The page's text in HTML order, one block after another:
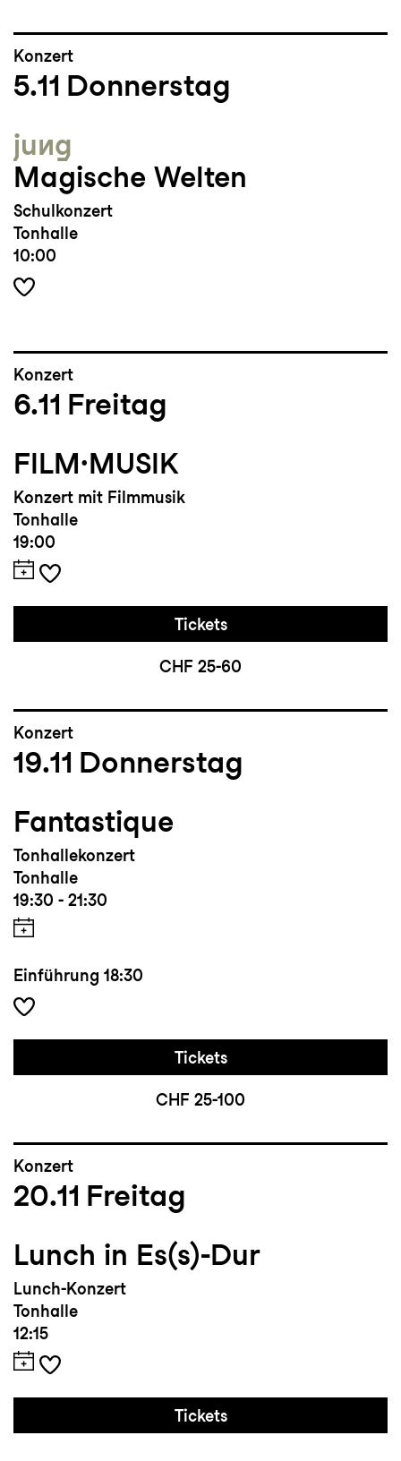
Konzert
5.11 Donnerstag
jung
Magische Welten
Schulkonzert
Tonhalle
10:00
Konzert
6.11 Freitag
FILM·MUSIK
Konzert mit Filmmusik
Tonhalle
19:00
Tickets
CHF 25-60
Konzert
19.11 Donnerstag
Fantastique
Tonhallekonzert
Tonhalle
19:30 - 21:30
Einführung 18:30
Tickets
CHF 25-100
Konzert
20.11 Freitag
Lunch in Es(s)-Dur
Lunch-Konzert
Tonhalle
12:15
Tickets